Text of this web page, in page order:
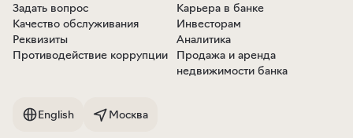
Задать вопрос
Качество обслуживания
Реквизиты
Противодействие коррупции
Карьера в банке
Инвесторам
Аналитика
Продажа и аренда
недвижимости банка
English Москва